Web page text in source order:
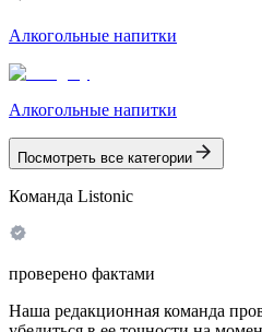
Алкогольные напитки
Алкогольные напитки
Посмотреть все категории
Команда Listonic
проверено фактами
Наша редакционная команда